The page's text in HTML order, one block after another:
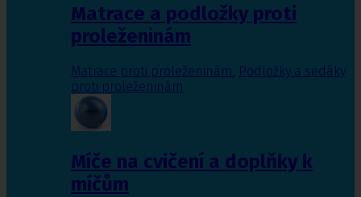
Matrace a podložky proti
proleženinám
Matrace proti proleženinám, Podložky a sedáky
proti proleženinám
Míče na cvičení a doplňky k
míčům